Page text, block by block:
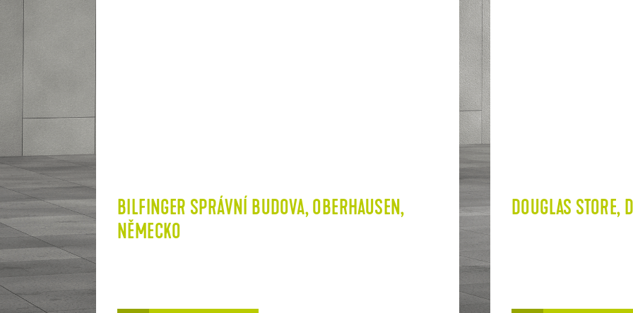
BILFINGER SPRÁVNÍ BUDOVA, OBERHAUSEN,
NĚMECKO
DOUGLAS STORE,